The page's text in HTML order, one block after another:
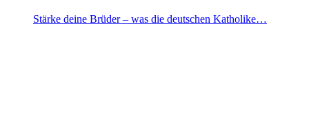
Stärke deine Brüder – was die deutschen Katholike…